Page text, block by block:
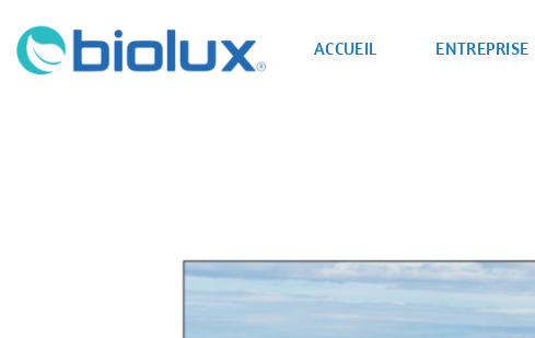
au
contenu
ACCUEIL ENTREPRISE